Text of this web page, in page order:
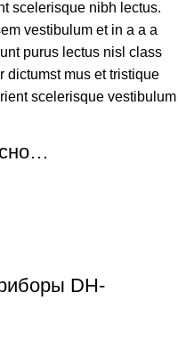
scelerisque nibh lectus.
vestibulum et in a a a
purus lectus nisl class
dictumst mus et tristique
scelerisque vestibulum
DH-